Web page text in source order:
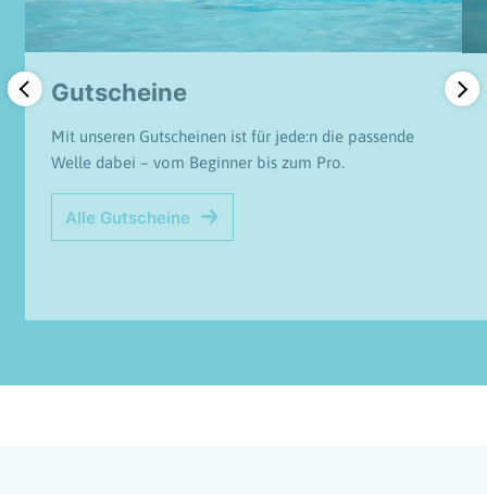
Gutscheine
Mit unseren Gutscheinen ist für jede:n die passende
Welle dabei – vom Beginner bis zum Pro.
Alle Gutscheine